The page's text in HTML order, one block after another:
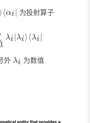
⟩ ⟨αi ∣ 为投射算子
1
λi λi⟩ ⟨λi
外 \lambda_i
λi 为数值